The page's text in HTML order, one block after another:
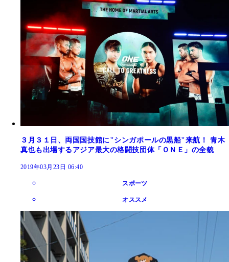
３月３１日、両国国技館に"シンガポールの黒船"来航！ 青木
真也も出場するアジア最大の格闘技団体「ＯＮＥ」の全貌
2019年03月23日 06:40
スポーツ
オススメ